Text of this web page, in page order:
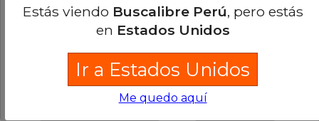
Angélica Bermudez Rosado
Compra Verificada
Me encanta. Lo ame
Estás viendo Buscalibre Perú, pero estás
en Estados Unidos
Ir a Estados Unidos
Me quedo aquí